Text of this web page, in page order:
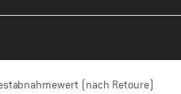
(nach Retoure)